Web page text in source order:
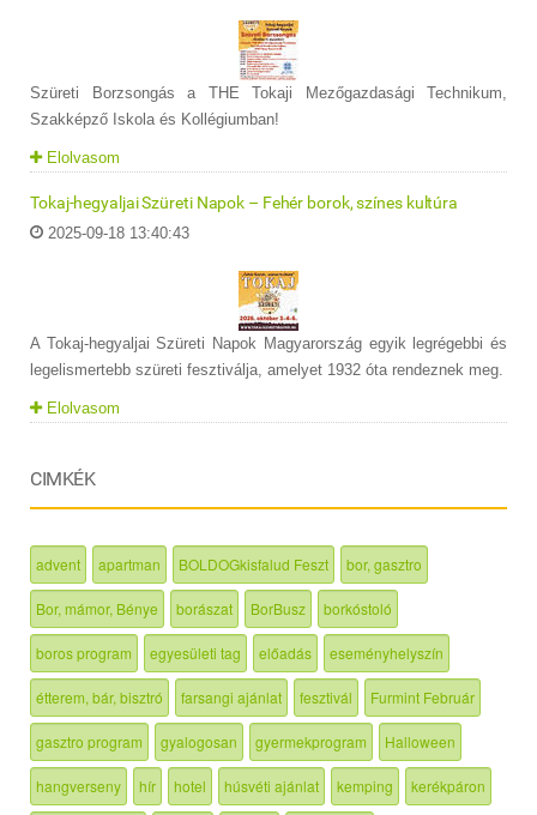
Szüreti Borzsongás a THE Tokaji Mezőgazdasági Technikum,
Szakképző Iskola és Kollégiumban!
Elolvasom
Tokaj-hegyaljai Szüreti Napok – Fehér borok, színes kultúra
2025-09-18 13:40:43
A Tokaj-hegyaljai Szüreti Napok Magyarország egyik legrégebbi és
legelismertebb szüreti fesztiválja, amelyet 1932 óta rendeznek meg.
Elolvasom
CIMKÉK
advent apartman BOLDOGkisfalud Feszt bor, gasztro
Bor, mámor, Bénye borászat BorBusz borkóstoló
boros program egyesületi tag előadás eseményhelyszín
étterem, bár, bisztró farsangi ajánlat fesztivál Furmint Február
gasztro program gyalogosan gyermekprogram Halloween
hangverseny hír hotel húsvéti ajánlat kemping kerékpáron